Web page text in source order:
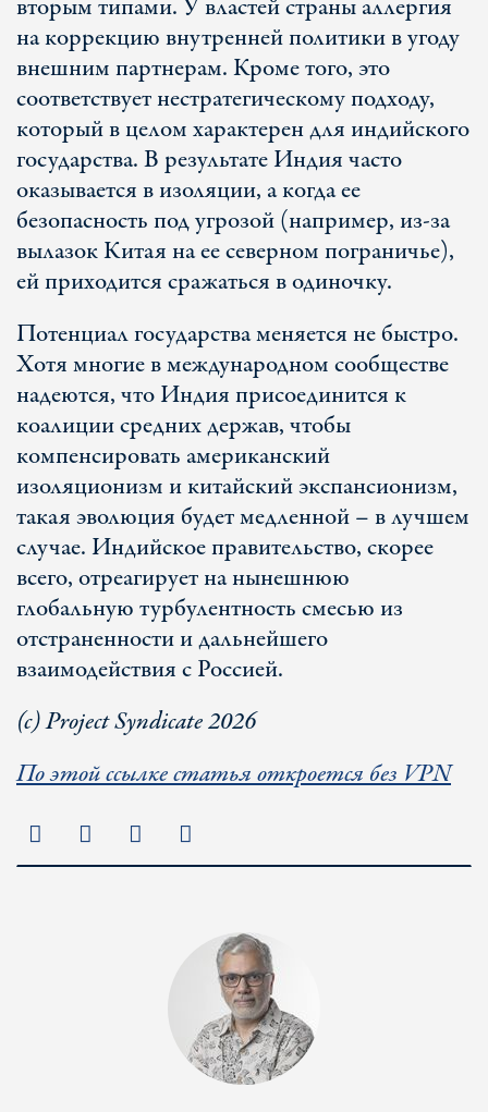
вторым типами. У властей страны аллергия
на коррекцию внутренней политики в угоду
внешним партнерам. Кроме того, это
соответствует нестратегическому подходу,
который в целом характерен для индийского
государства. В результате Индия часто
оказывается в изоляции, а когда ее
безопасность под угрозой (например, из-за
вылазок Китая на ее северном пограничье),
ей приходится сражаться в одиночку.
Потенциал государства меняется не быстро.
Хотя многие в международном сообществе
надеются, что Индия присоединится к
коалиции средних держав, чтобы
компенсировать американский
изоляционизм и китайский экспансионизм,
такая эволюция будет медленной – в лучшем
случае. Индийское правительство, скорее
всего, отреагирует на нынешнюю
глобальную турбулентность смесью из
отстраненности и дальнейшего
взаимодействия с Россией.
(с) Project Syndicate 2026
По этой ссылке статья откроется без VPN